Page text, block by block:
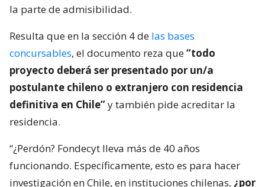
la parte de admisibilidad.
Resulta que en la sección 4 de las bases
concursables, el documento reza que“todo
proyecto deberá ser presentado por un/a
postulante chileno o extranjero con residencia
definitiva en Chile”y también pide acreditar la
residencia.
“¿Perdón? Fondecyt lleva más de 40 años
funcionando. Específicamente, esto es para hacer
investigación en Chile, en instituciones chilenas, ¿por